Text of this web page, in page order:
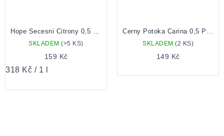
SKLADEM(>5 KS)
159 Kč
Měrná
318 Kč / 1 l
SKLADEM (2 KS)
149 Kč